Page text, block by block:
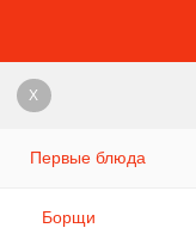
X
Первые блюда
Борщи